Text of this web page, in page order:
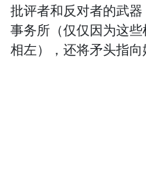
批评者和反对者的武
事务所（仅仅因为这
相左），还将矛头指向